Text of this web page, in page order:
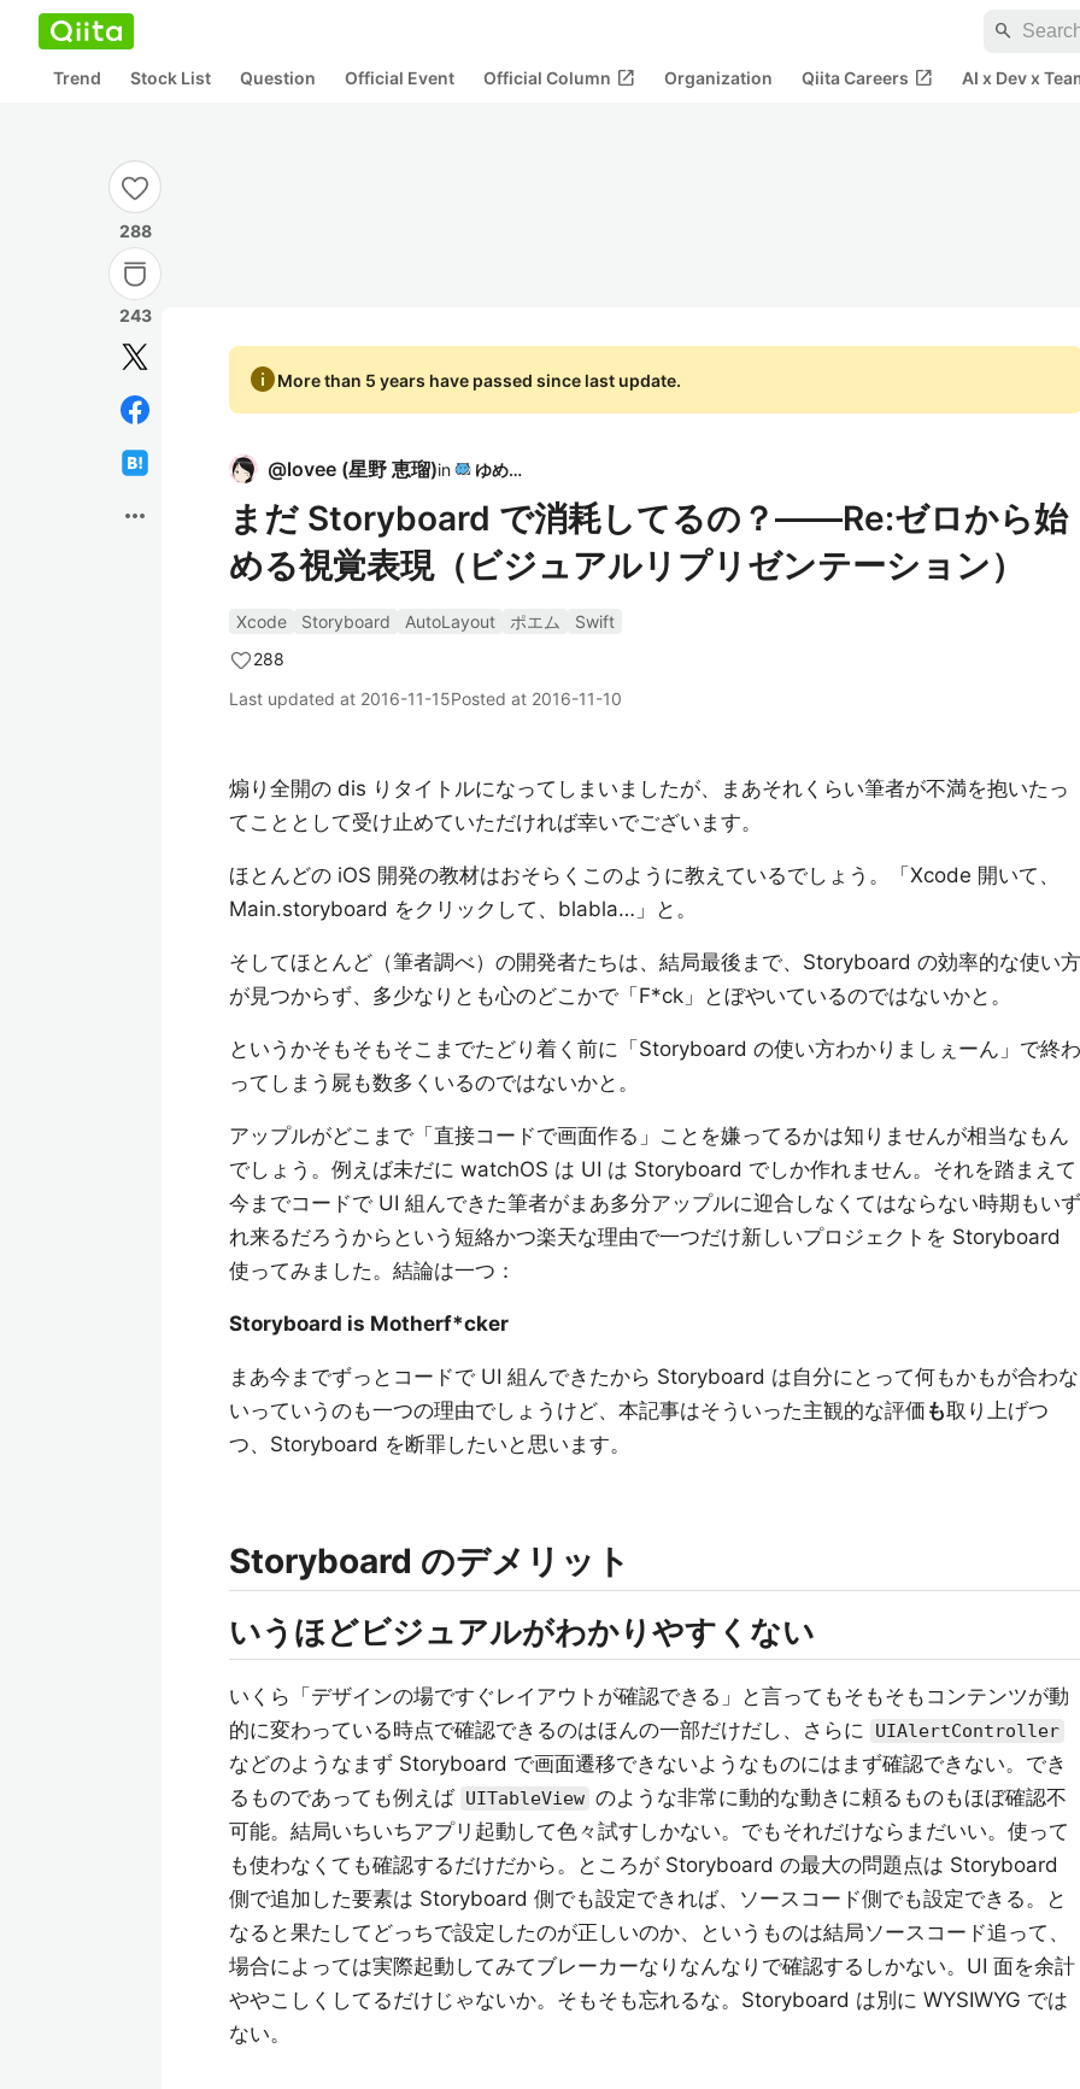
search
Trend Stock List Question Official Event Official Column open_in_new Organization Qiita Careers open_in_new AI x Dev x
288
243
more_horiz
infoMore than 5 years have passed since last update.
@lovee (星野 恵瑠)in ゆめみ
まだ Storyboard で消耗してるの？——Re:ゼロから始
める視覚表現（ビジュアルリプリゼンテーション）
Xcode Storyboard AutoLayout ポエム
Swift
288
Last updated at 2016-11-15Posted at 2016-11-10
煽り全開の dis りタイトルになってしまいましたが、まあそれくらい筆者が不満を抱いたっ
てこととして受け止めていただければ幸いでございます。
ほとんどの iOS 開発の教材はおそらくこのように教えているでしょう。「Xcode 開いて、
Main.storyboard をクリックして、blabla…」と。
そしてほとんど（筆者調べ）の開発者たちは、結局最後まで、Storyboard の効率的な使い方
が見つからず、多少なりとも心のどこかで「F*ck」とぼやいているのではないかと。
というかそもそもそこまでたどり着く前に「Storyboard の使い方わかりましぇーん」で終わ
ってしまう屍も数多くいるのではないかと。
アップルがどこまで「直接コードで画面作る」ことを嫌ってるかは知りませんが相当なもん
でしょう。例えば未だに watchOS は UI は Storyboard でしか作れません。それを踏まえて
今までコードで UI 組んできた筆者がまあ多分アップルに迎合しなくてはならない時期もいず
れ来るだろうからという短絡かつ楽天な理由で一つだけ新しいプロジェクトを Storyboard
使ってみました。結論は一つ：
Storyboard is Motherf*cker
まあ今までずっとコードで UI 組んできたから Storyboard は自分にとって何もかもが合わな
いっていうのも一つの理由でしょうけど、本記事はそういった主観的な評価 も取り上げつ
つ、Storyboard を断罪したいと思います。
Storyboard のデメリット
いうほどビジュアルがわかりやすくない
いくら「デザインの場ですぐレイアウトが確認できる」と言ってもそもそもコンテンツが動
的に変わっている時点で確認できるのはほんの一部だけだし、さらに
UIAlertController
などのようなまず Storyboard で画面遷移できないようなものにはまず確認できない。でき
るものであっても例えば UITableView のような非常に動的な動きに頼るものもほぼ確認不
可能。結局いちいちアプリ起動して色々試すしかない。でもそれだけならまだいい。使って
も使わなくても確認するだけだから。ところが Storyboard の最大の問題点は Storyboard
側で追加した要素は Storyboard 側でも設定できれば、ソースコード側でも設定できる。と
なると果たしてどっちで設定したのが正しいのか、というものは結局ソースコード追って、
場合によっては実際起動してみてブレーカーなりなんなりで確認するしかない。UI 面を余計
ややこしくしてるだけじゃないか。そもそも忘れるな。Storyboard は別に WYSIWYG では
ない。